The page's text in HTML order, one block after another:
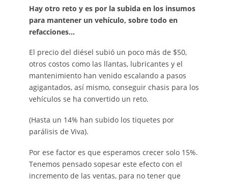
Hay otro reto y es por la subida en los insumos
para mantener un vehículo, sobre todo en
refacciones…
El precio del diésel subió un poco más de $50,
otros costos como las llantas, lubricantes y el
mantenimiento han venido escalando a pasos
agigantados, así mismo, conseguir chasis para los
vehículos se ha convertido un reto.
(Hasta un 14% han subido los tiquetes por
parálisis de Viva).
Por ese factor es que esperamos crecer solo 15%.
Tenemos pensado sopesar este efecto con el
incremento de las ventas, para no tener que